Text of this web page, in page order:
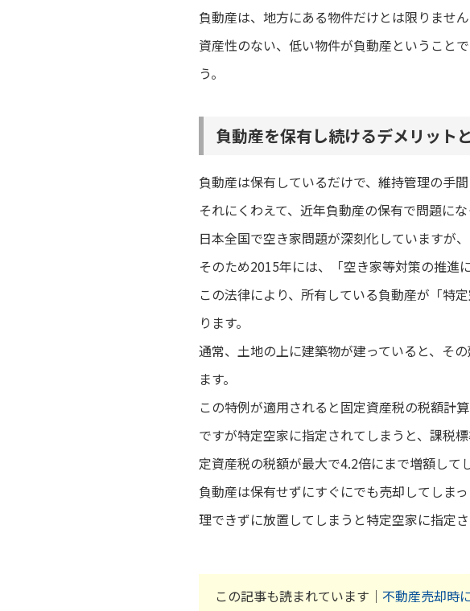
負動産は、地方にある物件だけとは限りません
資産性のない、低い物件が負動産ということ
う。
負動産を保有し続けるデメリット
負動産は保有しているだけで、維持管理の手間
それにくわえて、近年負動産の保有で問題に
日本全国で空き家問題が深刻化していますが
そのため2015年には、「空き家等対策の推進
この法律により、所有している負動産が「特
ります。
通常、土地の上に建築物が建っていると、そ
ます。
この特例が適用されると固定資産税の税額計
ですが特定空家に指定されてしまうと、課税
定資産税の税額が最大で4.2倍にまで増額して
負動産は保有せずにすぐにでも売却してしま
理できずに放置してしまうと特定空家に指定
この記事も読まれています｜ 不動産売却時